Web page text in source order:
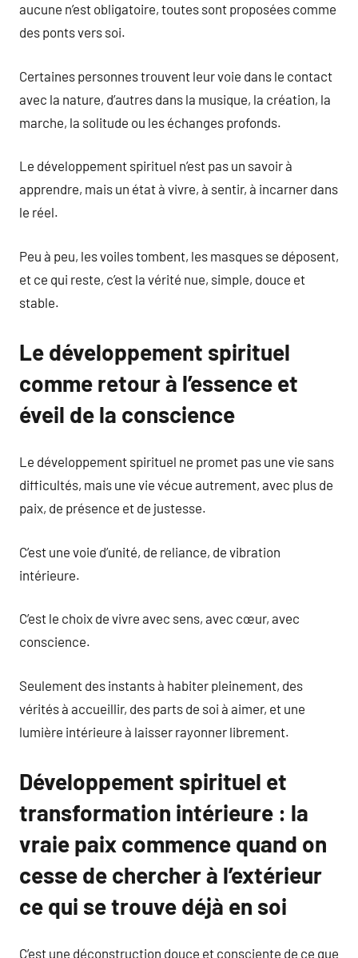
aucune n’est obligatoire, toutes sont proposées comme
des ponts vers soi.
Certaines personnes trouvent leur voie dans le contact
avec la nature, d’autres dans la musique, la création, la
marche, la solitude ou les échanges profonds.
Le développement spirituel n’est pas un savoir à
apprendre, mais un état à vivre, à sentir, à incarner dans
le réel.
Peu à peu, les voiles tombent, les masques se déposent,
et ce qui reste, c’est la vérité nue, simple, douce et
stable.
Le développement spirituel
comme retour à l’essence et
éveil de la conscience
Le développement spirituel ne promet pas une vie sans
difficultés, mais une vie vécue autrement, avec plus de
paix, de présence et de justesse.
C’est une voie d’unité, de reliance, de vibration
intérieure.
C’est le choix de vivre avec sens, avec cœur, avec
conscience.
Seulement des instants à habiter pleinement, des
vérités à accueillir, des parts de soi à aimer, et une
lumière intérieure à laisser rayonner librement.
Développement spirituel et
transformation intérieure : la
vraie paix commence quand on
cesse de chercher à l’extérieur
ce qui se trouve déjà en soi
C’est une déconstruction douce et consciente de ce que